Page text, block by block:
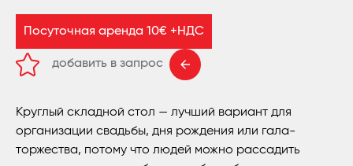
Посуточная аренда 10€ +НДС
добавить в запрос
Круглый складной стол — лучший вариант для
организации свадьбы, дня рождения или гала-
торжества, потому что людей можно рассадить